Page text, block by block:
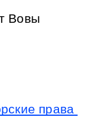
Вовы
права